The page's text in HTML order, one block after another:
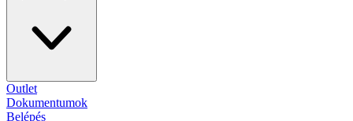
Outlet
Dokumentumok
Belépés